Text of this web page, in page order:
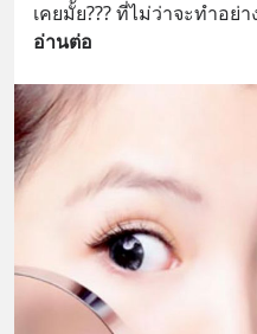
เคยมั้ย??? ที่ไม่ว่าจะทำอย่
อ่านต่อ